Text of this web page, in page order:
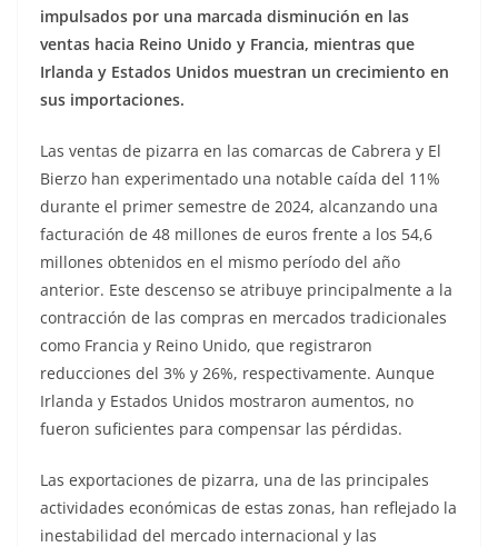
impulsados por una marcada disminución en las
ventas hacia Reino Unido y Francia, mientras que
Irlanda y Estados Unidos muestran un crecimiento en
sus importaciones.
Las ventas de pizarra en las comarcas de Cabrera y El
Bierzo han experimentado una notable caída del 11%
durante el primer semestre de 2024, alcanzando una
facturación de 48 millones de euros frente a los 54,6
millones obtenidos en el mismo período del año
anterior. Este descenso se atribuye principalmente a la
contracción de las compras en mercados tradicionales
como Francia y Reino Unido, que registraron
reducciones del 3% y 26%, respectivamente. Aunque
Irlanda y Estados Unidos mostraron aumentos, no
fueron suficientes para compensar las pérdidas.
Las exportaciones de pizarra, una de las principales
actividades económicas de estas zonas, han reflejado la
inestabilidad del mercado internacional y las